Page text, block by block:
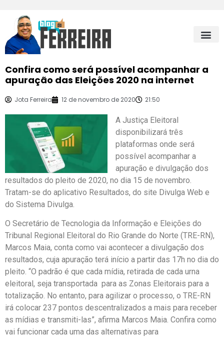
Confira como será possível acompanhar a
apuração das Eleições 2020 na internet
Jota Ferreira 12 de novembro de 2020 21:50
A Justiça Eleitoral
disponibilizará três
plataformas onde será
possível acompanhar a
apuração e divulgação dos
resultados do pleito de 2020, no dia 15 de novembro.
Tratam-se do aplicativo Resultados, do site Divulga Web e
do Sistema Divulga.
O Secretário de Tecnologia da Informação e Eleições do
Tribunal Regional Eleitoral do Rio Grande do Norte (TRE-RN),
Marcos Maia, conta como vai acontecer a divulgação dos
resultados, cuja apuração terá início a partir das 17h no dia do
pleito. “O padrão é que cada mídia, retirada de cada urna
eleitoral, seja transportada para as Zonas Eleitorais para a
totalização. No entanto, para agilizar o processo, o TRE-RN
irá colocar 237 pontos descentralizados a mais para receber
as mídias e transmiti-las”, afirma Marcos Maia. Confira como
vai funcionar cada uma das alternativas para